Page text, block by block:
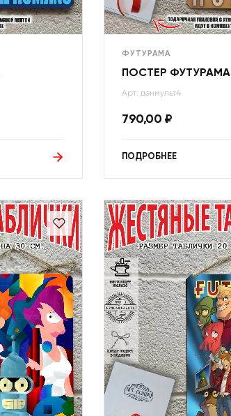
ФУТУРАМА
ПОСТЕР ФУТУРАМА
Арт: дэнмульт4
790,00 ₽
ПОДРОБНЕЕ